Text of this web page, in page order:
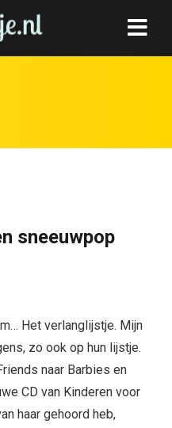
sneeuwpop
Het verlanglijstje. Mijn
zo ook op hun lijstje.
naar Barbies en
CD van Kinderen voor
haar gehoord heb,